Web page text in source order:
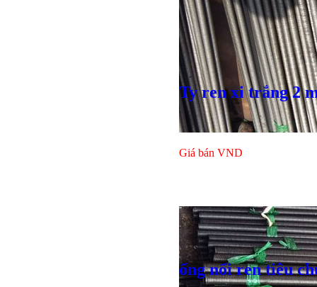
Bulong
Giá bán VND
Ty ren xi trắng 2
ống nối ren tiêu